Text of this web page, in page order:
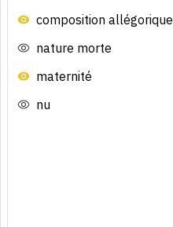
composition allégorique
nature morte
maternité
nu